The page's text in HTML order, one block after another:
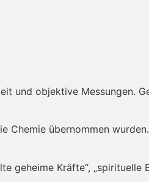
und objektive Messungen.
übernommen
Kräfte“, „spirituelle